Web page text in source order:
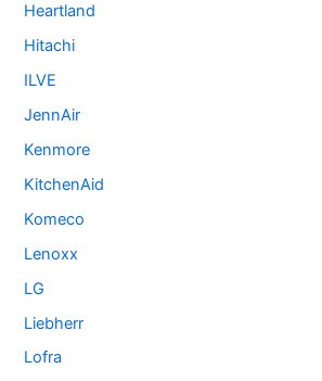
Heartland
Hitachi
ILVE
JennAir
Kenmore
KitchenAid
Komeco
Lenoxx
LG
Liebherr
Lofra